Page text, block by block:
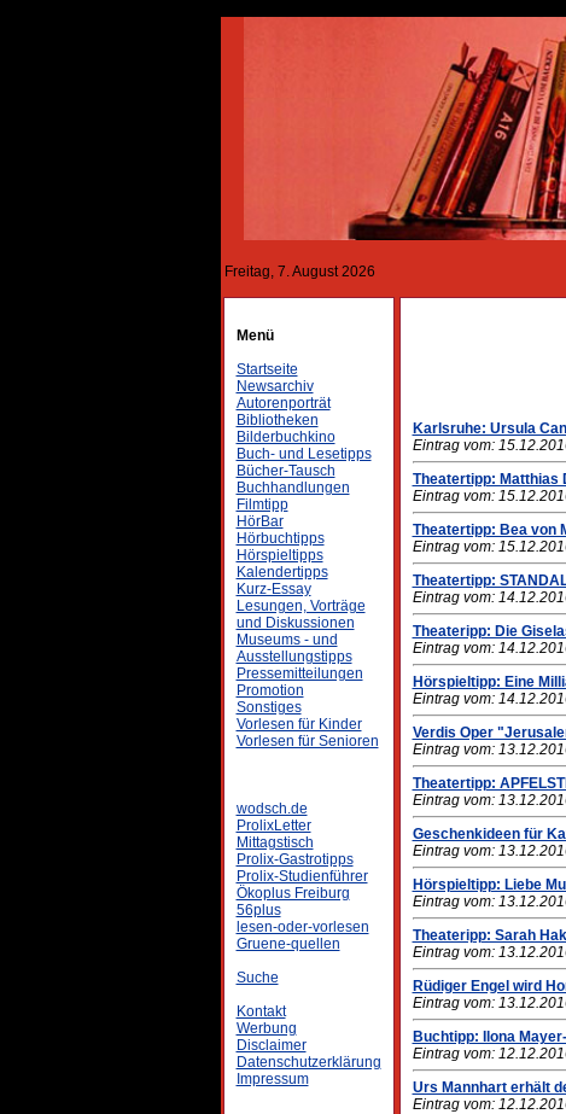
Freitag, 7. August 2026
Menü
Startseite
Newsarchiv
Autorenporträt
Bibliotheken
Bilderbuchkino
Buch- und Lesetipps
Bücher-Tausch
Buchhandlungen
Filmtipp
HörBar
Hörbuchtipps
Hörspieltipps
Kalendertipps
Kurz-Essay
Lesungen, Vorträge
und Diskussionen
Museums - und
Ausstellungstipps
Pressemitteilungen
Promotion
Sonstiges
Vorlesen für Kinder
Vorlesen für Senioren
wodsch.de
ProlixLetter
Mittagstisch
Prolix-Gastrotipps
Prolix-Studienführer
Ökoplus Freiburg
56plus
lesen-oder-vorlesen
Gruene-quellen
Suche
Kontakt
Werbung
Disclaimer
Datenschutzerklärung
Impressum
Karlsruhe: Ursula
Eintrag vom:
Theatertipp: Matthias
Eintrag vom:
Theatertipp: Bea von
Eintrag vom:
Theatertipp:
Eintrag vom:
Theateripp: Die
Eintrag vom:
Hörspieltipp: Eine
Eintrag vom:
Verdis Oper
Eintrag vom:
Theatertipp:
Eintrag vom:
Geschenkideen für
Eintrag vom:
Hörspieltipp: Liebe
Eintrag vom:
Theateripp: Sarah
Eintrag vom:
Rüdiger Engel wird
Eintrag vom:
Buchtipp: Ilona
Eintrag vom:
Urs Mannhart erhält
Eintrag vom: